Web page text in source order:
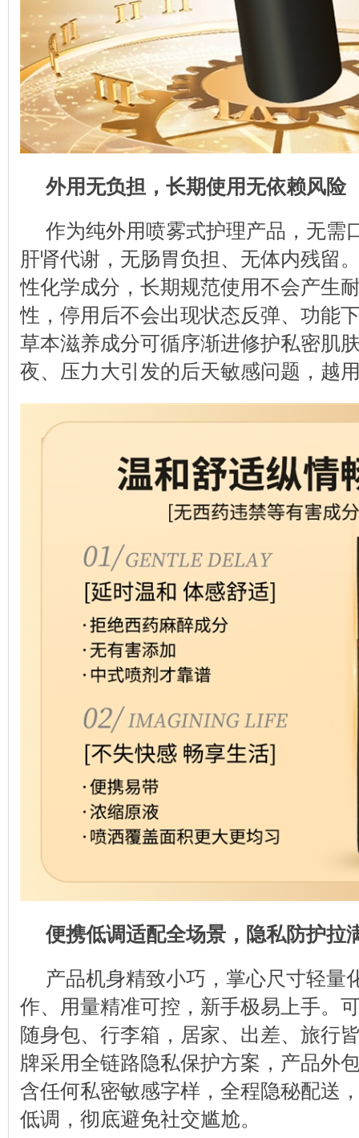
外用无负担，长期使用无依赖风险
作为纯外用喷雾式护理产品，无需
肝肾代谢，无肠胃负担、无体内残留
性化学成分，长期规范使用不会产生
性，停用后不会出现状态反弹、功能
草本滋养成分可循序渐进修护私密肌
夜、压力大引发的后天敏感问题，越
便携低调适配全场景，隐私防护拉
产品机身精致小巧，掌心尺寸轻量
作、用量精准可控，新手极易上手。
随身包、行李箱，居家、出差、旅行
牌采用全链路隐私保护方案，产品外
含任何私密敏感字样，全程隐秘配送
低调，彻底避免社交尴尬。